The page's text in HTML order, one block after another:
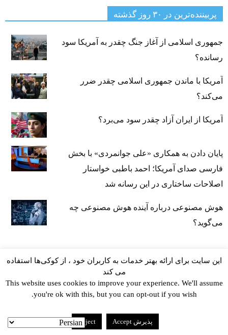
پربیننده‌ترین‌ در ۳۰ روز گذشته
جمهوری اسلامی از آغاز جنگ چقدر به آمریکا سود
رسانده؟
آمریکا با ماندن جمهوری اسلامی چقدر ضرر
می‌کند؟
آمریکا از ایران آزاد چقدر سود می‌برد؟
پایان دادن به همکاری «علی جوانمردی» با بخش
فارسی صدای آمریکا؛ احمد باطبی خواستار
اصلاحات ساختاری در این رسانه شد
هوش مصنوعی درباره آینده هوش مصنوعی چه
می‌گوید؟
kayhan.london 2000-2026©
خط مشی استفاده مجاز از
وب‌سایت
این سایت برای ارائه بهتر خدمات به کاربران خود ، از کوکی‌ها استفاده
می کند
This website uses cookies to improve your experience. We'll assume
you're ok with this, but you can opt-out if you wish.
پذیرش Accept Reject